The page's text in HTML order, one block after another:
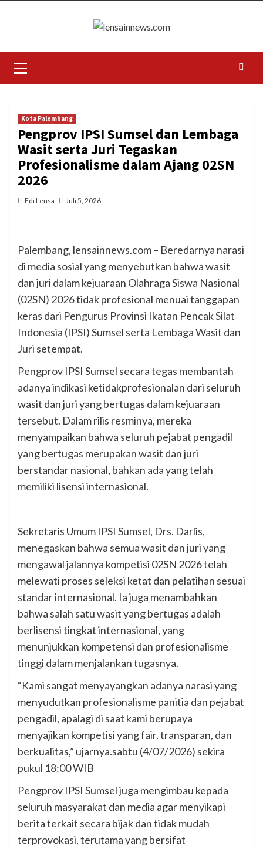
Menu
Kota Palembang
Pengprov IPSI Sumsel dan Lembaga
Wasit serta Juri Tegaskan
Profesionalisme dalam Ajang 02SN
2026
Edi Lensa Juli 5, 2026
Palembang, lensainnews.com – Beredarnya narasi
di media sosial yang menyebutkan bahwa wasit
dan juri dalam kejuaraan Olahraga Siswa Nasional
(02SN) 2026 tidak profesional menuai tanggapan
keras dari Pengurus Provinsi Ikatan Pencak Silat
Indonesia (IPSI) Sumsel serta Lembaga Wasit dan
Juri setempat.
Pengprov IPSI Sumsel secara tegas membantah
adanya indikasi ketidakprofesionalan dari seluruh
wasit dan juri yang bertugas dalam kejuaraan
tersebut. Dalam rilis resminya, mereka
menyampaikan bahwa seluruh pejabat pengadil
yang bertugas merupakan wasit dan juri
berstandar nasional, bahkan ada yang telah
memiliki lisensi internasional.
Sekretaris Umum IPSI Sumsel, Drs. Darlis,
menegaskan bahwa semua wasit dan juri yang
mengawal jalannya kompetisi 02SN 2026 telah
melewati proses seleksi ketat dan pelatihan sesuai
standar internasional. Ia juga menambahkan
bahwa salah satu wasit yang bertugas adalah
berlisensi tingkat internasional, yang
menunjukkan kompetensi dan profesionalisme
tinggi dalam menjalankan tugasnya.
“Kami sangat menyayangkan adanya narasi yang
menyudutkan profesionalisme panitia dan pejabat
pengadil, apalagi di saat kami berupaya
menyajikan kompetisi yang fair, transparan, dan
berkualitas,” ujarnya.sabtu (4/07/2026) sekira
pukul 18:00 WIB
Pengprov IPSI Sumsel juga mengimbau kepada
seluruh masyarakat dan media agar menyikapi
berita terkait secara bijak dan tidak mudah
terprovokasi, terutama yang bersifat